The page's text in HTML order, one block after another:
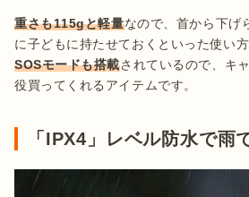
重さも115gと軽量なので、首から下げ
に子どもに持たせておくといった使い
SOSモードも搭載されているので、キ
役買ってくれるアイテムです。
「IPX4」レベル防水で雨